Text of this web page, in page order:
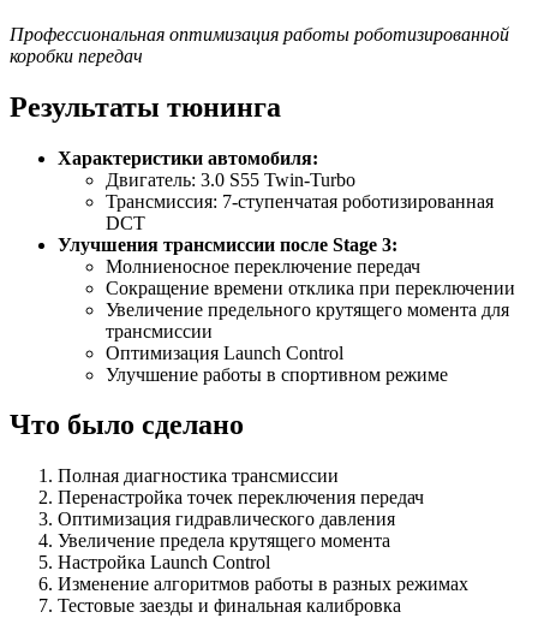
Профессиональная оптимизация работы роботизированной
коробки передач
Результаты тюнинга
Характеристики автомобиля:
Двигатель: 3.0 S55 Twin-Turbo
Трансмиссия: 7-ступенчатая роботизированная
DCT
Улучшения трансмиссии после Stage 3:
Молниеносное переключение передач
Сокращение времени отклика при переключении
Увеличение предельного крутящего момента для
трансмиссии
Оптимизация Launch Control
Улучшение работы в спортивном режиме
Что было сделано
Полная диагностика трансмиссии
Перенастройка точек переключения передач
Оптимизация гидравлического давления
Увеличение предела крутящего момента
Настройка Launch Control
Изменение алгоритмов работы в разных режимах
Тестовые заезды и финальная калибровка